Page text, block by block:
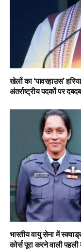
खेलों का ‘पावरहाउस’
अंतर्राष्ट्रीय पदकों पर
भारतीय वायु सेना में
कोर्स पूरा करने वाली पहली